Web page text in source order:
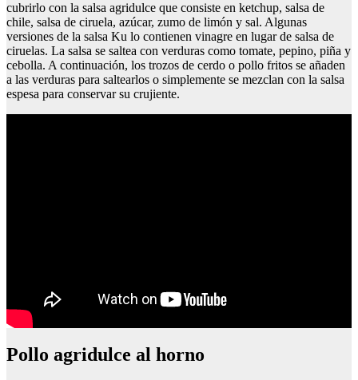
cubrirlo con la salsa agridulce que consiste en ketchup, salsa de
chile, salsa de ciruela, azúcar, zumo de limón y sal. Algunas
versiones de la salsa Ku lo contienen vinagre en lugar de salsa de
ciruelas. La salsa se saltea con verduras como tomate, pepino, piña y
cebolla. A continuación, los trozos de cerdo o pollo fritos se añaden
a las verduras para saltearlos o simplemente se mezclan con la salsa
espesa para conservar su crujiente.
Pollo agridulce al horno